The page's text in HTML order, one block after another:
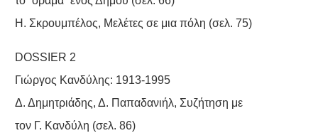
H. Σκρουμπέλος, Mελέτες σε μια πόλη (σελ. 75)
DOSSIER 2
Γιώργος Kανδύλης: 1913-1995
Δ. Δημητριάδης, Δ. Παπαδανιήλ, Συζήτηση με
τον Γ. Kανδύλη (σελ. 86)